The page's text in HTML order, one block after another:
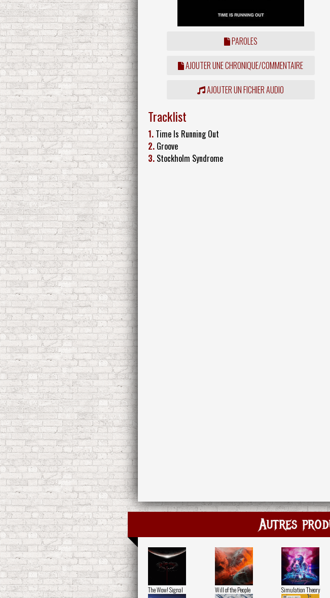
PAROLES
AJOUTER UNE CHRONIQUE/COMMENTAIRE
AJOUTER UN FICHIER AUDIO
Tracklist
1. Time Is Running Out
2. Groove
3. Stockholm Syndrome
Autres
The Wow! Signal Will of the People Simulation Theory